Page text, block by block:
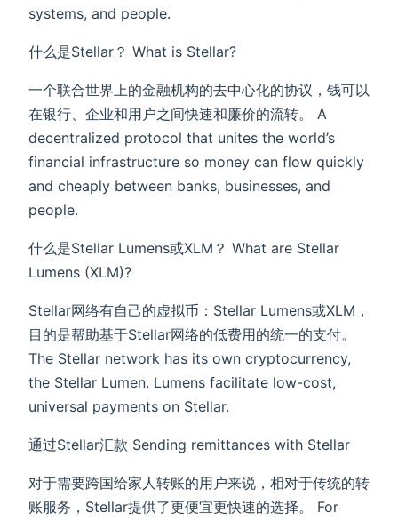
systems, and people.
什么是Stellar？ What is Stellar?
一个联合世界上的金融机构的去中心化的协议，钱可以
在银行、企业和用户之间快速和廉价的流转。 A
decentralized protocol that unites the world’s
financial infrastructure so money can flow quickly
and cheaply between banks, businesses, and
people.
什么是Stellar Lumens或XLM？ What are Stellar
Lumens (XLM)?
Stellar网络有自己的虚拟币：Stellar Lumens或XLM，
目的是帮助基于Stellar网络的低费用的统一的支付。
The Stellar network has its own cryptocurrency,
the Stellar Lumen. Lumens facilitate low-cost,
universal payments on Stellar.
通过Stellar汇款 Sending remittances with Stellar
对于需要跨国给家人转账的用户来说，相对于传统的转
账服务，Stellar提供了更便宜更快速的选择。 For